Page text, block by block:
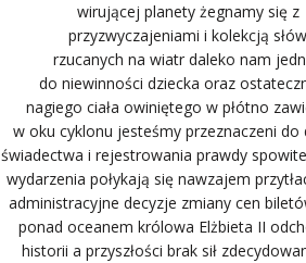
wirującej planety żegnamy się z
przyzwyczajeniami i kolekcją słów
rzucanych na wiatr daleko nam
do niewinności dziecka oraz
nagiego ciała owiniętego w płótno
w oku cyklonu jesteśmy przeznaczeni do
świadectwa i rejestrowania prawdy
wydarzenia połykają się nawzajem
administracyjne decyzje zmiany cen
ponad oceanem królowa Elżbieta II
historii a przyszłości brak sił